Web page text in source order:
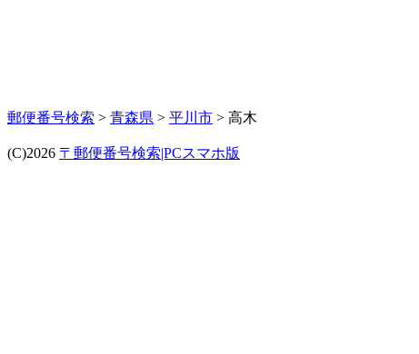
郵便番号検索 > 青森県 > 平川市 > 高木
(C)2026 〒郵便番号検索|PCスマホ版